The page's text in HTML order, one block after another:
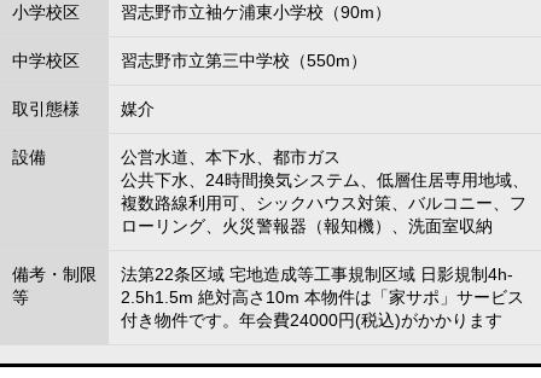
小学校区 習志野市立袖ケ浦東小学校（90m）
中学校区 習志野市立第三中学校（550m）
取引態様 媒介
設備
公営水道、本下水、都市ガス
公共下水、24時間換気システム、低層住居専用地域、
複数路線利用可、シックハウス対策、バルコニー、フ
ローリング、火災警報器（報知機）、洗面室収納
備考・制限
等
法第22条区域 宅地造成等工事規制区域 日影規制4h-
2.5h1.5m 絶対高さ10m 本物件は「家サポ」サービス
付き物件です。年会費24000円(税込)がかかります